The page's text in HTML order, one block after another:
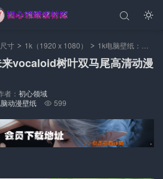


尺寸 > 1k（1920 x 1080） > 1k电脑壁纸：初音未来vocaloid树叶双马尾高清动漫桌面壁纸
vocaloid树叶双马尾高清动漫
者： 初心领域
动漫壁纸  599